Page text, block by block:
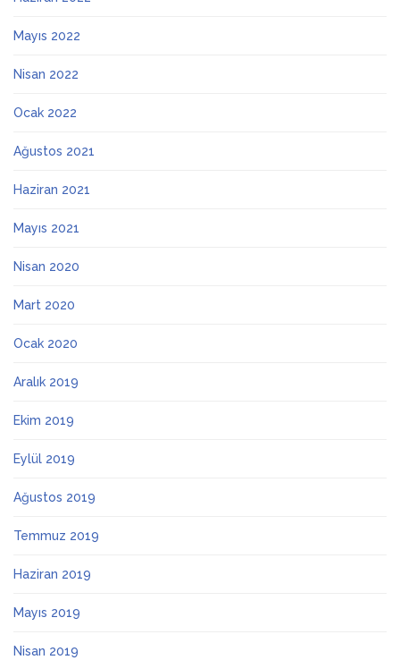
Mayıs 2022
Nisan 2022
Ocak 2022
Ağustos 2021
Haziran 2021
Mayıs 2021
Nisan 2020
Mart 2020
Ocak 2020
Aralık 2019
Ekim 2019
Eylül 2019
Ağustos 2019
Temmuz 2019
Haziran 2019
Mayıs 2019
Nisan 2019